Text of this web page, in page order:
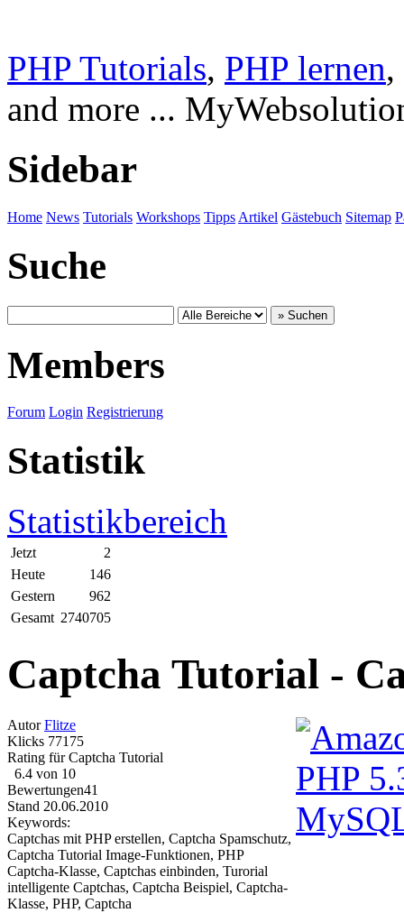
PHP Tutorials, PHP lernen,
and more ...
Sidebar
Home News Tutorials Workshops Tipps Artikel Gästebuch Sitemap
Suche
Members
Forum Login Registrierung
Statistik
Statistikbereich
Jetzt
2
Heute
146
Gestern
962
Gesamt 2740705
Captcha Tutorial -
Autor Flitze
Klicks 77175
Rating fürCaptcha Tutorial
6.4 von 10
Bewertungen41
Stand 20.06.2010
Keywords:
Captchas mit PHP erstellen, Captcha Spamschutz,
Captcha Tutorial Image-Funktionen, PHP
Captcha-Klasse, Captchas einbinden, Turorial
intelligente Captchas, Captcha Beispiel, Captcha-
Klasse, PHP, Captcha